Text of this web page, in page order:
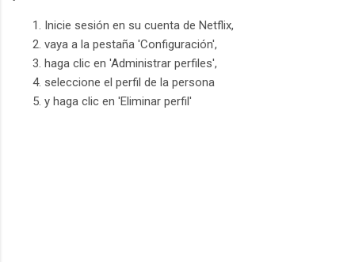
Inicie sesión en su cuenta de Netflix,
vaya a la pestaña 'Configuración',
haga clic en 'Administrar perfiles',
seleccione el perfil de la persona
y haga clic en 'Eliminar perfil'